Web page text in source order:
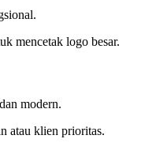
mencetak logo besar.
modern.
atau klien prioritas.